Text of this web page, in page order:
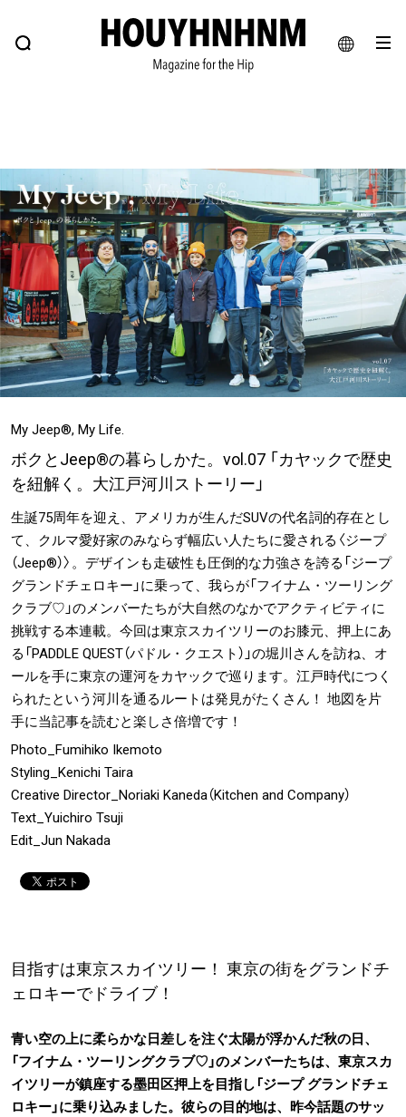
BLOG SNAP
#注目のタグ
#SHOPPING ADDICT #憧れの逸品
#ESSENTIAL DESIGNS #古着サミット
#NEW VINTAGE #マイナーグッド図鑑
#路地裏てぃーん。 #MONTHLY JOURNAL
#GH 銘品の所以 #フイナムのYouTube
#Commune H #FOCUS IT #AH.H
#ととけん #FASHION #MUSIC #MOVIE
My Jeep®, My Life.
ボクとJeep®の暮らしかた。vol.07 「カヤックで歴史
を紐解く。大江戸河川ストーリー」
生誕75周年を迎え、アメリカが生んだSUVの代名詞的存在とし
て、クルマ愛好家のみならず幅広い人たちに愛される〈ジープ
（Jeep®）〉。デザインも走破性も圧倒的な力強さを誇る「ジープ
グランドチェロキー」に乗って、我らが「フイナム・ツーリング
クラブ♡」のメンバーたちが大自然のなかでアクティビティに
挑戦する本連載。今回は東京スカイツリーのお膝元、押上にあ
る「PADDLE QUEST（パドル・クエスト）」の堀川さんを訪ね、オ
ールを手に東京の運河をカヤックで巡ります。江戸時代につく
られたという河川を通るルートは発見がたくさん！ 地図を片
手に当記事を読むと楽しさ倍増です！
Photo_Fumihiko Ikemoto
Styling_Kenichi Taira
Creative Director_Noriaki Kaneda（Kitchen and Company）
Text_Yuichiro Tsuji
Edit_Jun Nakada
目指すは東京スカイツリー！ 東京の街をグランドチ
ェロキーでドライブ！
青い空の上に柔らかな日差しを注ぐ太陽が浮かんだ秋の日、
「フイナム・ツーリングクラブ♡」のメンバーたちは、東京スカ
イツリーが鎮座する墨田区押上を目指し「ジープ グランドチェ
ロキー」に乗り込みました。彼らの目的地は、昨今話題のサッ